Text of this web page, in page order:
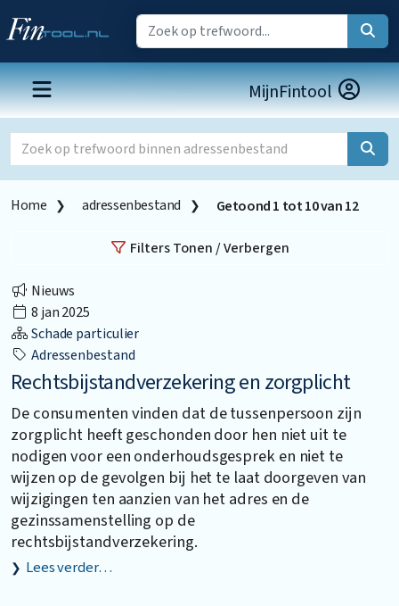
MijnFintool
Home adressenbestand Getoond1 tot10van12
Filters Tonen / Verbergen
Nieuws
8 jan 2025
Schade particulier
Adressenbestand
Rechtsbijstandverzekering en zorgplicht
De consumenten vinden dat de tussenpersoon zijn
zorgplicht heeft geschonden door hen niet uit te
nodigen voor een onderhoudsgesprek en niet te
wijzen op de gevolgen bij het te laat doorgeven van
wijzigingen ten aanzien van het adres en de
gezinssamenstelling op de
rechtsbijstandverzekering.
Lees verder…